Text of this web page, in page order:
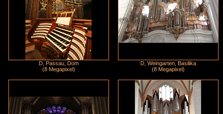
D, Passau, Dom
(8 Megapixel)
D, Weingarten, Basilika
(8 Megapixel)